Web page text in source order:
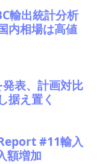
輸出統計分析
内相場は高値
表、計画対比
据え置く
#11輸入
額増加